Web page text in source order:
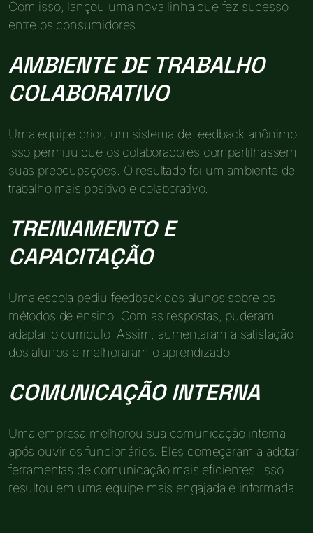
Com isso, lançou uma nova linha que fez sucesso
entre os consumidores.
AMBIENTE DE TRABALHO
COLABORATIVO
Uma equipe criou um sistema de feedback anônimo.
Isso permitiu que os colaboradores compartilhassem
suas preocupações. O resultado foi um ambiente de
trabalho mais positivo e colaborativo.
TREINAMENTO E
CAPACITAÇÃO
Uma escola pediu feedback dos alunos sobre os
métodos de ensino. Com as respostas, puderam
adaptar o currículo. Assim, aumentaram a satisfação
dos alunos e melhoraram o aprendizado.
COMUNICAÇÃO INTERNA
Uma empresa melhorou sua comunicação interna
após ouvir os funcionários. Eles começaram a adotar
ferramentas de comunicação mais eficientes. Isso
resultou em uma equipe mais engajada e informada.